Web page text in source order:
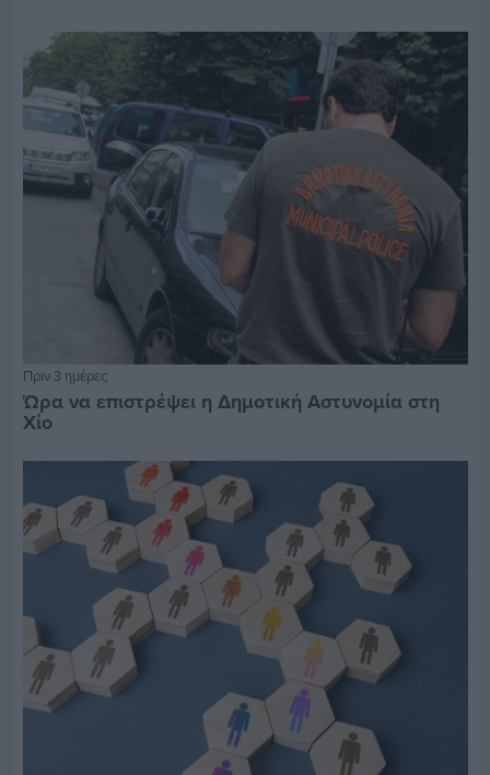
Πριν 3 ημέρες
Ώρα να επιστρέψει η Δημοτική Αστυνομία στη
Χίο